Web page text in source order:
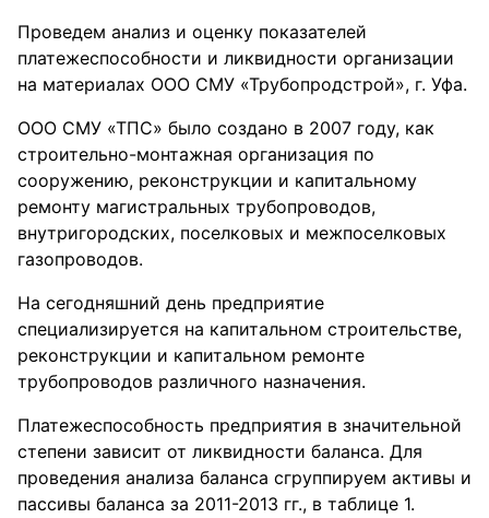
Проведем анализ и оценку показателей
платежеспособности и ликвидности организации
на материалах ООО СМУ «Трубопродстрой», г. Уфа.
ООО СМУ «ТПС» было создано в 2007 году, как
строительно-монтажная организация по
сооружению, реконструкции и капитальному
ремонту магистральных трубопроводов,
внутригородских, поселковых и межпоселковых
газопроводов.
На сегодняшний день предприятие
специализируется на капитальном строительстве,
реконструкции и капитальном ремонте
трубопроводов различного назначения.
Платежеспособность предприятия в значительной
степени зависит от ликвидности баланса. Для
проведения анализа баланса сгруппируем активы и
пассивы баланса за 2011-2013 гг., в таблице 1.